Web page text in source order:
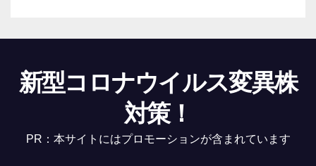
新型コロナウイルス変異株
対策！
PR：本サイトにはプロモーションが含まれています